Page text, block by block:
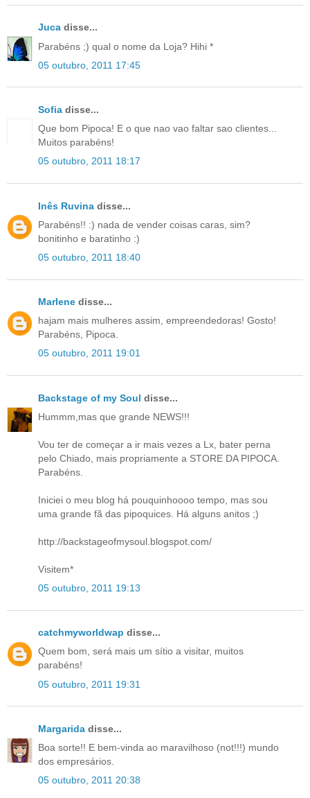
Juca disse...
Parabéns ;) qual o nome da Loja? Hihi *
05 outubro, 2011 17:45
Sofia disse...
Que bom Pipoca! E o que nao vao faltar sao clientes...
Muitos parabéns!
05 outubro, 2011 18:17
Inês Ruvina disse...
Parabéns!! :) nada de vender coisas caras, sim?
bonitinho e baratinho :)
05 outubro, 2011 18:40
Marlene disse...
hajam mais mulheres assim, empreendedoras! Gosto!
Parabéns, Pipoca.
05 outubro, 2011 19:01
Backstage of my Soul disse...
Hummm,mas que grande NEWS!!!
Vou ter de começar a ir mais vezes a Lx, bater perna
pelo Chiado, mais propriamente a STORE DA PIPOCA.
Parabéns.
Iniciei o meu blog há pouquinhoooo tempo, mas sou
uma grande fã das pipoquices. Há alguns anitos ;)
http://backstageofmysoul.blogspot.com/
Visitem*
05 outubro, 2011 19:13
catchmyworldwap disse...
Quem bom, será mais um sítio a visitar, muitos
parabéns!
05 outubro, 2011 19:31
Margarida disse...
Boa sorte!! E bem-vinda ao maravilhoso (not!!!) mundo
dos empresários.
05 outubro, 2011 20:38